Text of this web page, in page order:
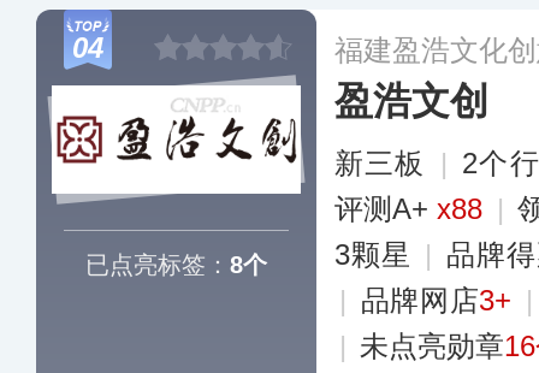
的重要载体。更多
04
已点亮标签： 8个
福建盈浩文化
盈浩文创
新三板 | 2个
评测A+x88 |
3颗星
| 品牌
| 品牌网店3+
| 未点亮勋章